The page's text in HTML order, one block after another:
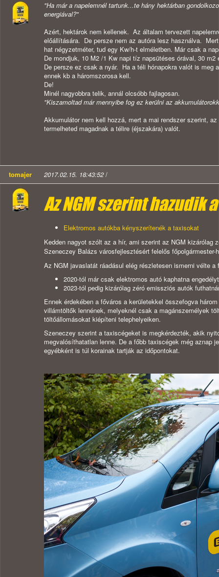
"Ha már a napelemnél tartunk...te hány hektárban
energiával?"
Azért, hektárok nem kellenek. Az általam tervezett
előállítására. De persze nem az autóra lesz használva.
hat négyzetméter, tud egy Kw/h-t elméletben. Már csak a
De mondjuk, 10 M2 /1 Kw napi tíz napsütéses órával, 30
De persze ez csak a nyár. Ha a téli hónapokra valót is meg
ennek kb a háromszorosa kell.
De!
Minél nagyobbra telik, annál olcsóbb fajlagosan.
"Kiszamoltad már mennyibe fog ez kerülni az
Akkumulátor nem kell hozzá, mert a mai rendszer szerint,
termelheted magadnak a télire (éjszakára) valót.
tomajer 2017.02.15. 18:43:52/
Az NGM szerint hazudik
Elektromos autókba kényszerítenék a taxisokat
Kedden nagyot szólt az a hír, ami szerint az NGM
Szeneczey Balázs városfejlesztésért felelős
Az NGM javaslatát ráadásul elég részletesen ismerni vélte
2020-tól már csak elektromos autó kaphatna
2023-tól pedig kizárólag zéró emissziós autók
Ennek érdekében a főváros a kerületekkel összefogva
villámtöltők lennének, melyeknél csak a magánszemélyek
töltőállomásokat kiépíteni telephelyeiken.
Szeneczey szerint a taxiscégeket is megkérdezték, akik
megvalósíthatatlan lenne. De a főbb taxiscégek még aznap
egyébként is túl korainak tartják az időpontokat.